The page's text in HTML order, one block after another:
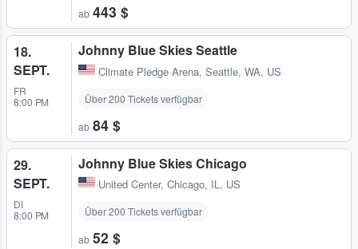
ab 443 $
18.
SEPT.
FR
8:00 PM
Johnny Blue Skies Seattle
Climate Pledge Arena, Seattle, WA, US
Über 200 Tickets verfügbar
ab 84 $
29.
SEPT.
DI
8:00 PM
Johnny Blue Skies Chicago
United Center, Chicago, IL, US
Über 200 Tickets verfügbar
ab 52 $